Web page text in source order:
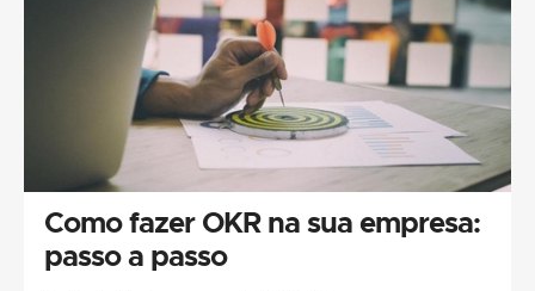
Como fazer OKR na sua empresa:
passo a passo